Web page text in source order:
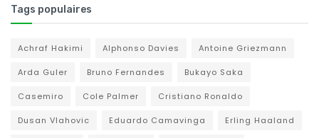
Tags populaires
Achraf Hakimi Alphonso Davies Antoine Griezmann
Arda Guler Bruno Fernandes Bukayo Saka
Casemiro Cole Palmer Cristiano Ronaldo
Dusan Vlahovic Eduardo Camavinga Erling Haaland